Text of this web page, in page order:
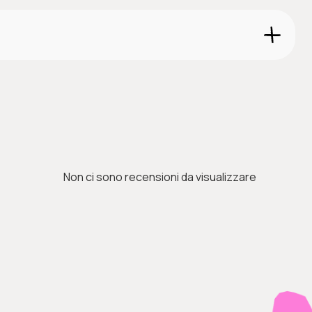
Non ci sono recensioni da visualizzare